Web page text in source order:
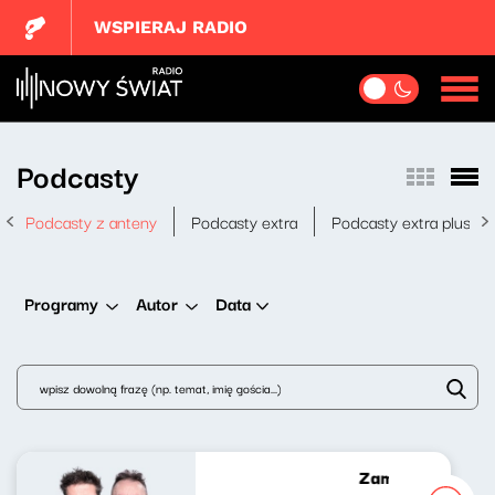
WSPIERAJ RADIO
Podcasty
Podcasty z anteny Podcasty extra Podcasty extra plus
Programy Autor Data
Zamach na